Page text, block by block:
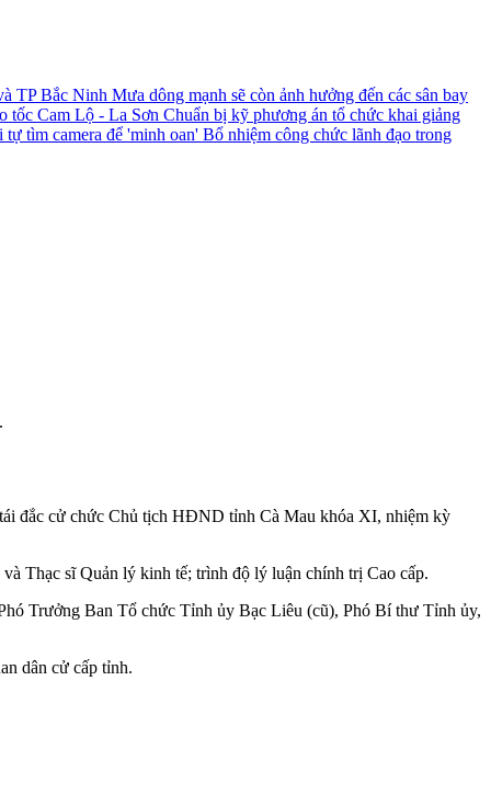
TP Bắc Ninh Mưa dông mạnh sẽ còn ảnh hưởng đến các sân bay
tốc Cam Lộ - La Sơn Chuẩn bị kỹ phương án tổ chức khai giảng
tìm camera để 'minh oan' Bổ nhiệm công chức lãnh đạo trong
đắc cử chức Chủ tịch HĐND tỉnh Cà Mau khóa XI, nhiệm kỳ
Thạc sĩ Quản lý kinh tế; trình độ lý luận chính trị Cao cấp.
Trưởng Ban Tổ chức Tỉnh ủy Bạc Liêu (cũ), Phó Bí thư Tỉnh ủy,
dân cử cấp tỉnh.